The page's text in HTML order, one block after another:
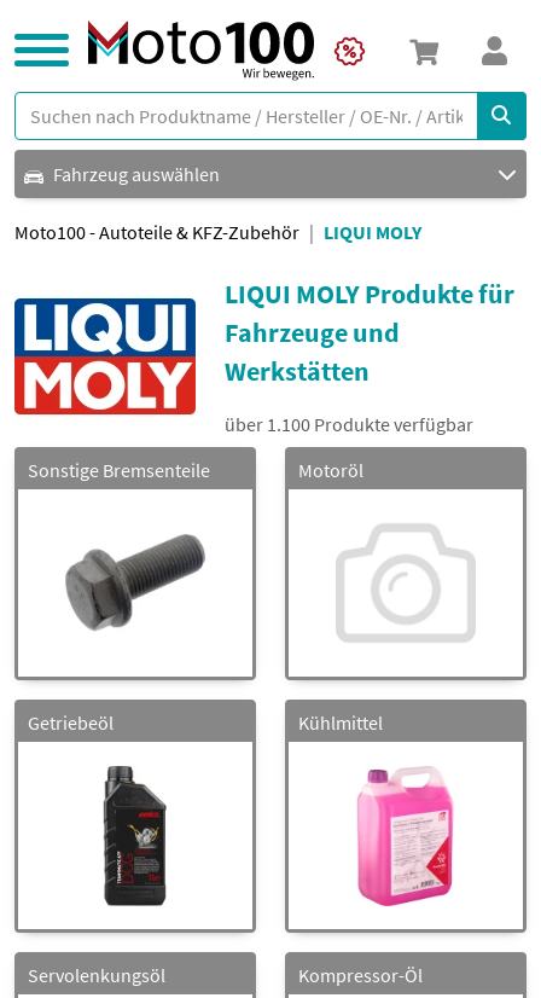
Fahrzeug auswählen
Moto100 - Autoteile & KFZ-Zubehör LIQUI MOLY
LIQUI MOLY Produkte für
Fahrzeuge und
Werkstätten
über 1.100 Produkte verfügbar
Sonstige Bremsenteile
Motoröl
Getriebeöl Kühlmittel
Servolenkungsöl Kompressor-Öl